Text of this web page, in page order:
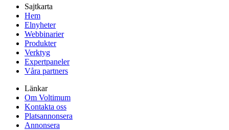
Sajtkarta
Hem
Elnyheter
Webbinarier
Produkter
Verktyg
Expertpaneler
Våra partners
Länkar
Om Voltimum
Kontakta oss
Platsannonsera
Annonsera